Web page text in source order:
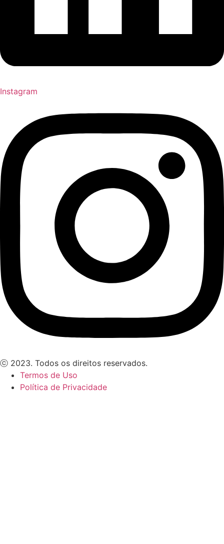
Instagram
ⓒ 2023. Todos os direitos reservados.
Termos de Uso
Política de Privacidade